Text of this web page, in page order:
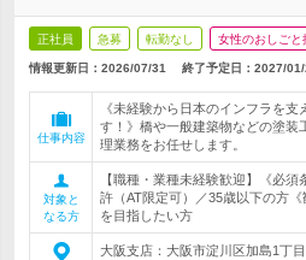
正社員 急募 転勤なし 女性のおしごと
情報更新日：2026/07/31 終了予定日： 2027/01/
仕事内容
《未経験から日本のインフラを支
す！》橋や一般建築物などの塗装
理業務をお任せします。
対象と
なる方
【職種・業種未経験歓迎】《必
許（AT限定可）／35歳以下の方
を目指したい方
大阪支店：大阪市淀川区加島1丁